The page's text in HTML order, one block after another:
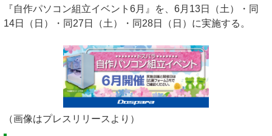
『自作パソコン組立イベント6月』を、6月13日（土）・同
14日（日）・同27日（土）・同28日（日）に実施する。
（画像はプレスリリースより）